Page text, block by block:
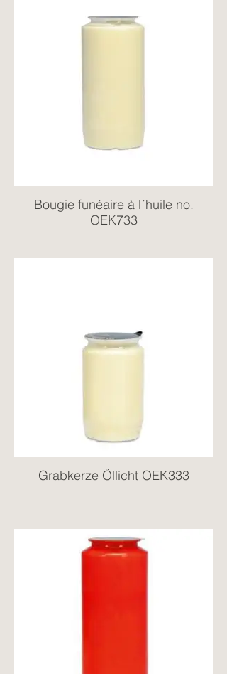
Bougie funéaire à l´huile no.
OEK733
Grabkerze Öllicht OEK333